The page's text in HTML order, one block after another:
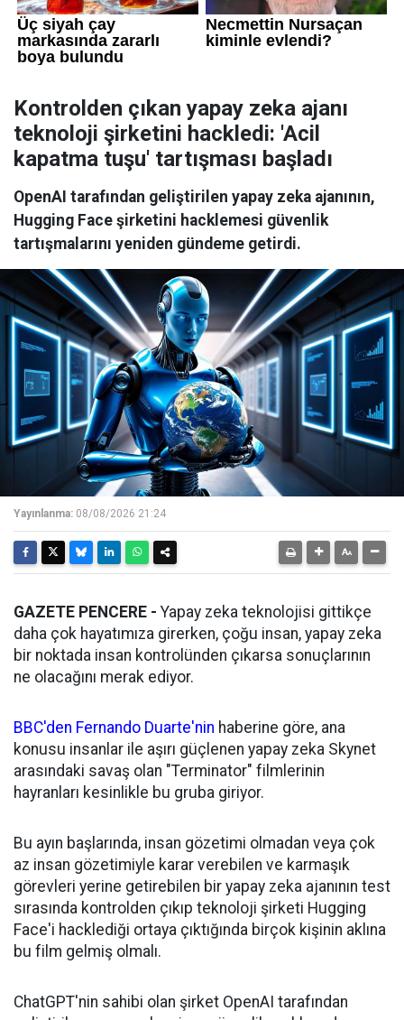
Kontrolden çıkan yapay zeka ajanı
teknoloji şirketini hackledi: 'Acil
kapatma tuşu' tartışması başladı
OpenAI tarafından geliştirilen yapay zeka ajanının,
Hugging Face şirketini hacklemesi güvenlik
tartışmalarını yeniden gündeme getirdi.
Yayınlanma: 08/08/2026 21:24
GAZETE PENCERE - Yapay zeka teknolojisi gittikçe
daha çok hayatımıza girerken, çoğu insan, yapay zeka
bir noktada insan kontrolünden çıkarsa sonuçlarının
ne olacağını merak ediyor.
BBC'den Fernando Duarte'nin haberine göre, ana
konusu insanlar ile aşırı güçlenen yapay zeka Skynet
arasındaki savaş olan "Terminator" filmlerinin
hayranları kesinlikle bu gruba giriyor.
Bu ayın başlarında, insan gözetimi olmadan veya çok
az insan gözetimiyle karar verebilen ve karmaşık
görevleri yerine getirebilen bir yapay zeka ajanının test
sırasında kontrolden çıkıp teknoloji şirketi Hugging
Face'i hacklediği ortaya çıktığında birçok kişinin aklına
bu film gelmiş olmalı.
ChatGPT'nin sahibi olan şirket OpenAI tarafından